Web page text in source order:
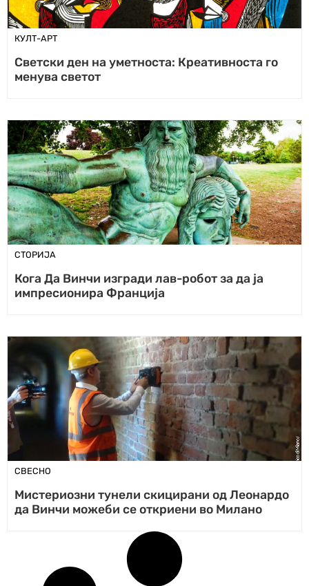
КУЛТ-АРТ
Светски ден на уметноста: Креативноста го
менува светот
СТОРИЈА
Кога Да Винчи изгради лав-робот за да ја
импресионира Франција
СВЕСНО
Мистериозни тунели скицирани од Леонардо
да Винчи можеби се откриени во Милано